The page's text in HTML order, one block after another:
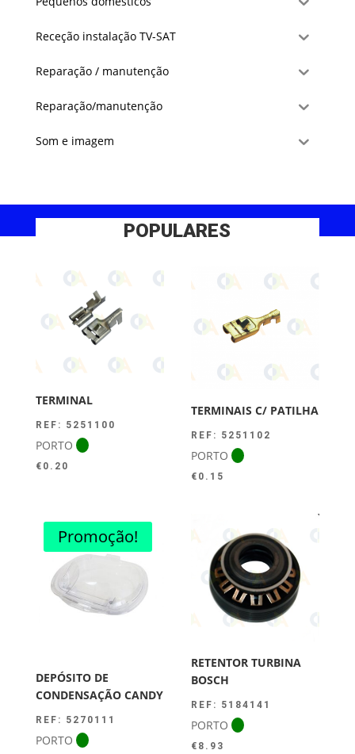
Receção instalação TV-SAT
Reparação / manutenção
Reparação/manutenção
Som e imagem
POPULARES
TERMINAL
REF: 5251100
PORTO
€ 0.20
TERMINAIS C/ PATILHA
REF: 5251102
PORTO
€ 0.15
Promoção!
DEPÓSITO DE
CONDENSAÇÃO CANDY
REF: 5270111
PORTO
RETENTOR TURBINA
BOSCH
REF: 5184141
PORTO
€ 8.93